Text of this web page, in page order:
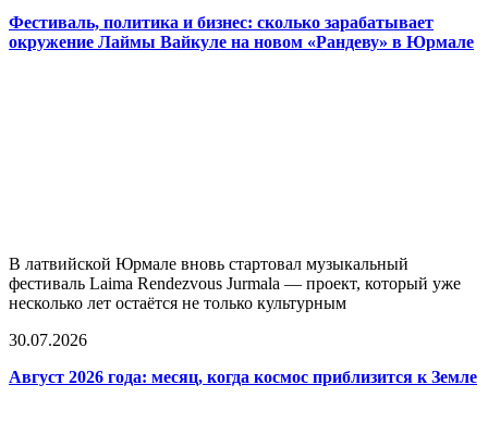
Фестиваль, политика и бизнес: сколько зарабатывает
окружение Лаймы Вайкуле на новом «Рандеву» в Юрмале
В латвийской Юрмале вновь стартовал музыкальный
фестиваль Laima Rendezvous Jurmala — проект, который уже
несколько лет остаётся не только культурным
30.07.2026
Август 2026 года: месяц, когда космос приблизится к Земле